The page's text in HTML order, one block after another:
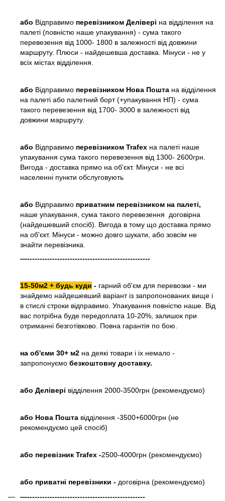
або Відправимо перевізником Делівері на відділення на
палеті (повністю наше упакування) - сума такого
перевезення від 1000- 1800 в залежності від довжини
маршруту. Плюси - найдешевша доставка. Мінуси - не у
всіх містах відділення.
або Відправимо перевізником Нова Пошта на відділення
на палеті або палетний борт (+упакування НП) - сума
такого перевезення від 1700- 3000 в залежності від
довжини маршруту.
або Відправимо перевізником Trafex на палеті наше
упакування сума такого перевезення від 1300- 2600грн.
Вигода - доставка прямо на об'єкт. Мінуси - не всі
населенні пункти обслуговують
або Відправимо приватним перевізником на палеті,
наше упакування, сума такого перевезення договірна
(найдешевший спосіб). Вигода в тому що доставка прямо
на об'єкт. Мінуси - можно довго шукати, або зовсім не
знайти перевізника.
—-------------------------------------------------
15-50м2 + будь куди - гарний об'єм для перевозки - ми
знайдемо найдешевший варіант із запропонованих вище і
в стислі строки відправимо. Упакування повністю наше. Від
вас потрібна буде передоплата 10-20%, залишок при
отриманні безготівково. Повна гарантія по бою.
на об'єми 30+ м2 на деякі товари і іх немало -
запропонуємо безкоштовну доставку.
або Делівері відділення 2000-3500грн (рекомендуємо)
або Нова Пошта відділення -3500+6000грн (не
рекомендуємо цей спосіб)
або перевізник Trafex -2500-4000грн (рекомендуємо)
або приватні перевізники - договірна (рекомендуємо)
—-----------------------------------------------